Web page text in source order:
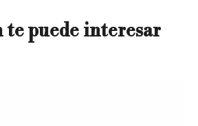
te puede interesar